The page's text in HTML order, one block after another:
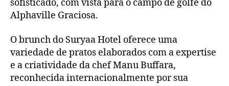
sofisticado, com vista para o campo de golfe do
Alphaville Graciosa.
O brunch do Suryaa Hotel oferece uma
variedade de pratos elaborados com a expertise
e a criatividade da chef Manu Buffara,
reconhecida internacionalmente por sua